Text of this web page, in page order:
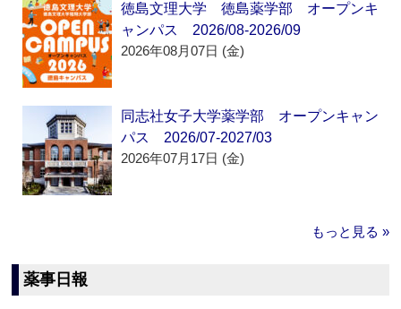
徳島文理大学 徳島薬学部 オープンキ
ャンパス 2026/08-2026/09
2026年08月07日 (金)
同志社女子大学薬学部 オープンキャン
パス 2026/07-2027/03
2026年07月17日 (金)
もっと見る »
薬事日報